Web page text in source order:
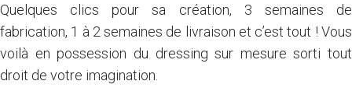
Quelques clics pour sa création, 3 semaines de
fabrication, 1 à 2 semaines de livraison et c’est tout ! Vous
voilà en possession du dressing sur mesure sorti tout
droit de votre imagination.